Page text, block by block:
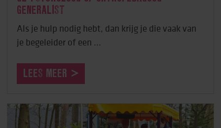
GENERALIST
Als je hulp nodig hebt, dan krijg je die vaak van
je begeleider of een ...
LEES MEER